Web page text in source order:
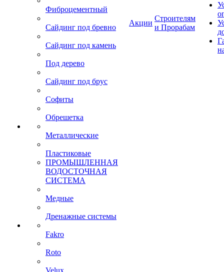
Фиброцементный
Сайдинг под бревно
Сайдинг под камень
Под дерево
Сайдинг под брус
Софиты
Обрешетка
Металлические
Пластиковые
ПРОМЫШЛЕННАЯ
ВОДОСТОЧНАЯ
СИСТЕМА
Медные
Дренажные системы
Fakro
Roto
Velux
Акции
Строителям
и Прорабам